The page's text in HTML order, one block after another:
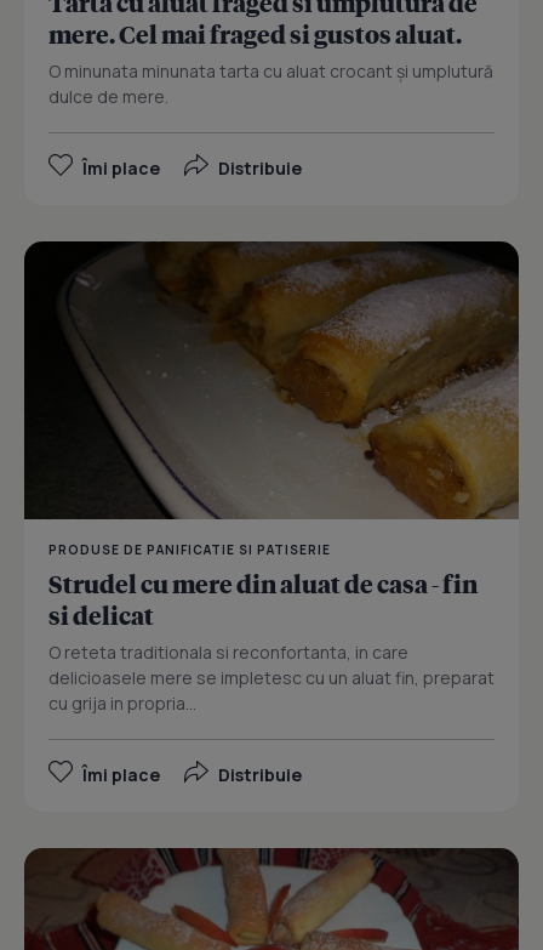
mere. Cel mai fraged si gustos aluat.
O minunata minunata tarta cu aluat crocant și umplutură
dulce de mere.
Îmi place Distribuie
PRODUSE DE PANIFICATIE SI PATISERIE
Strudel cu mere din aluat de casa - fin
si delicat
O reteta traditionala si reconfortanta, in care
delicioasele mere se impletesc cu un aluat fin, preparat
cu grija in propria...
Îmi place Distribuie